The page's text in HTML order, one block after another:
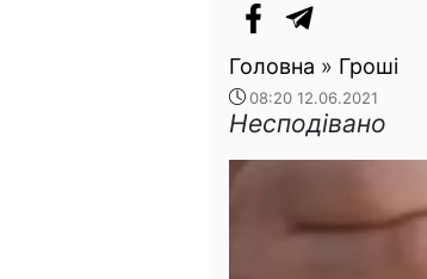
Головна » Гроші
08:20 12.06.2021
Несподівано